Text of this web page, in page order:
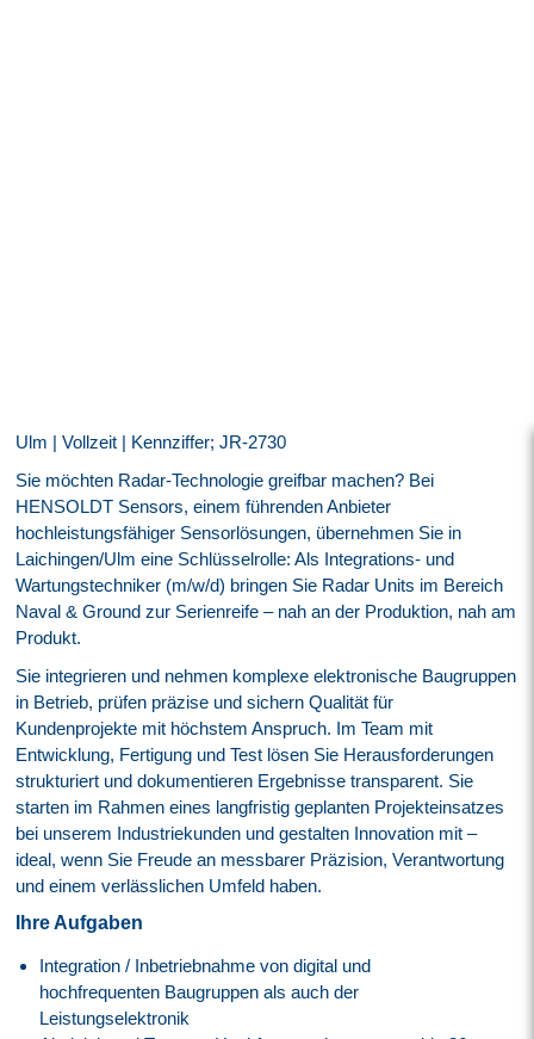
Ulm | Vollzeit | Kennziffer; JR-2730
Sie möchten Radar-Technologie greifbar machen? Bei
HENSOLDT Sensors, einem führenden Anbieter
hochleistungsfähiger Sensorlösungen, übernehmen Sie in
Laichingen/Ulm eine Schlüsselrolle: Als Integrations- und
Wartungstechniker (m/w/d) bringen Sie Radar Units im Bereich
Naval & Ground zur Serienreife – nah an der Produktion, nah am
Produkt.
Sie integrieren und nehmen komplexe elektronische Baugruppen
in Betrieb, prüfen präzise und sichern Qualität für
Kundenprojekte mit höchstem Anspruch. Im Team mit
Entwicklung, Fertigung und Test lösen Sie Herausforderungen
strukturiert und dokumentieren Ergebnisse transparent. Sie
starten im Rahmen eines langfristig geplanten Projekteinsatzes
bei unserem Industriekunden und gestalten Innovation mit –
ideal, wenn Sie Freude an messbarer Präzision, Verantwortung
und einem verlässlichen Umfeld haben.
Ihre Aufgaben
Integration / Inbetriebnahme von digital und
hochfrequenten Baugruppen als auch der
Leistungselektronik